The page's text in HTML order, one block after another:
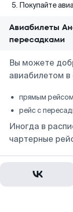
Покупайте
Авиабилеты
пересадками
Вы можете
авиабилетом
прямым рейсом
рейс с
Иногда в
чартерные